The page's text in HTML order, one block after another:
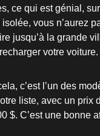
ce qui est génial,
vous n’aurez
jusqu’à la grande
votre voiture.
c’est l’un des
liste, avec un prix
$. C’est une bonne